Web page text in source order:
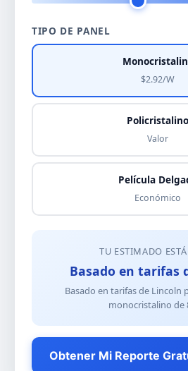
TIPO DE PANEL
$2.92/W
Policristalino
Valor
Película
Económico
TU ESTIMADO
Basado en tarifas
Basado en tarifas de Lincoln
monocristalino de
Obtener Mi Reporte